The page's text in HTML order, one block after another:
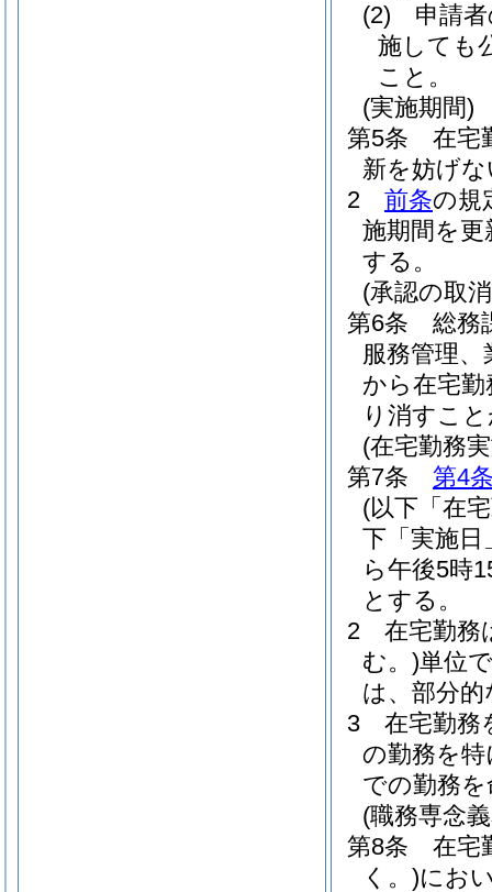
(2)
申請
施しても
こと。
(実施期間)
第5条
在宅
新を妨げ
2
前条の規
施期間を
する。
(承認の取
第6条
総務
服務管理
から在宅
り消すこ
(在宅勤務
第7条
第4
(以下「在
下「実施
ら午後5時
とする。
2
在宅勤務
む。)単位
は、部分
3
在宅勤務
の勤務を
での勤務
(職務専念
第8条
在宅
く。)にお